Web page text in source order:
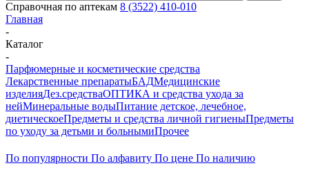
Справочная по аптекам 8 (3522) 410-010
Главная
-
Каталог
-
Парфюмерные и косметические средства
Лекарственные препаратыБАДМедицинские
изделияДез.средстваОПТИКА и средства ухода за
нейМинеральные водыПитание детское, лечебное,
диетическоеПредметы и средства личной гигиеныПредметы
по уходу за детьми и больнымиПрочее
По популярности По алфавиту По цене По наличию